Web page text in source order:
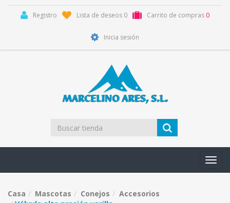
Registro Lista de deseos 0 Carrito de compras 0
Inicia sesión
Casa Mascotas Conejos
Accesorios